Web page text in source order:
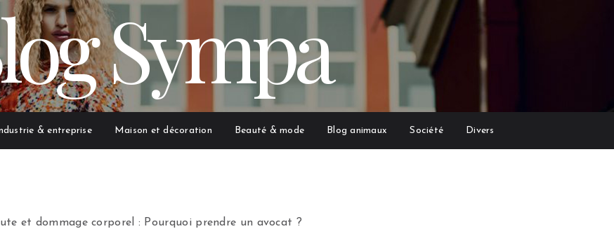
Sympa
& entreprise Maison et décoration Beauté & mode Blog animaux Société Divers
et dommage corporel : Pourquoi prendre un avocat ?